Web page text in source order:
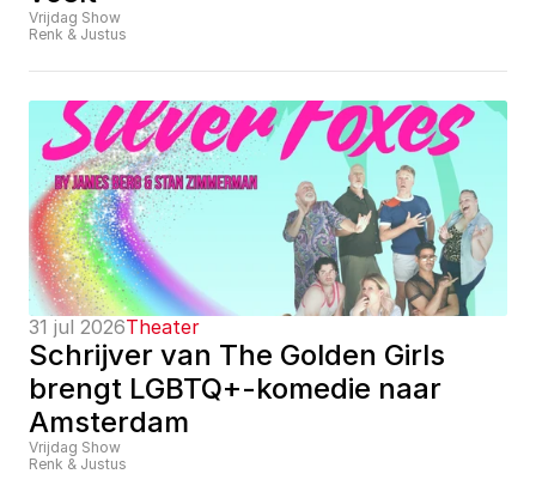
Vrijdag Show
Renk & Justus
31 jul 2026Theater
Schrijver van The Golden Girls
brengt LGBTQ+-komedie naar
Amsterdam
Vrijdag Show
Renk & Justus